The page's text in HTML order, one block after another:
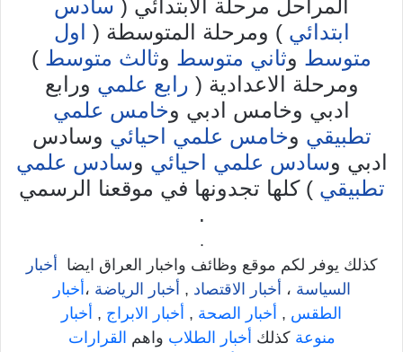
المراحل مرحلة الابتدائي ( سادس
ابتدائي ) ومرحلة المتوسطة ( اول
متوسط وثاني متوسط وثالث متوسط )
ومرحلة الاعدادية ( رابع علمي ورابع
ادبي وخامس ادبي وخامس علمي
تطبيقي وخامس علمي احيائي وسادس
ادبي وسادس علمي احيائي وسادس علمي
تطبيقي ) كلها تجدونها في موقعنا الرسمي
.
.
كذلك يوفر لكم موقع وظائف واخبار العراق ايضا
أخبار
السياسة ، أخبار الاقتصاد , أخبار الرياضة ، أخبار
الطقس , أخبار الصحة , أخبار الابراج , أخبار
منوعة كذلك أخبار الطلاب واهم القرارات